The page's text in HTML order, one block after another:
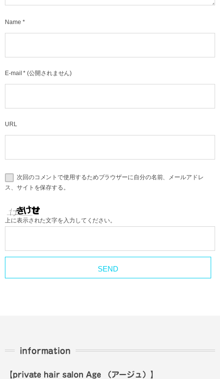
Name *
E-mail * (公開されません)
URL
次回のコメントで使用するためブラウザーに自分の名前、メールアドレ
ス、サイトを保存する。
上に表示された文字を入力してください。
information
【private hair salon Age （アージュ） 】